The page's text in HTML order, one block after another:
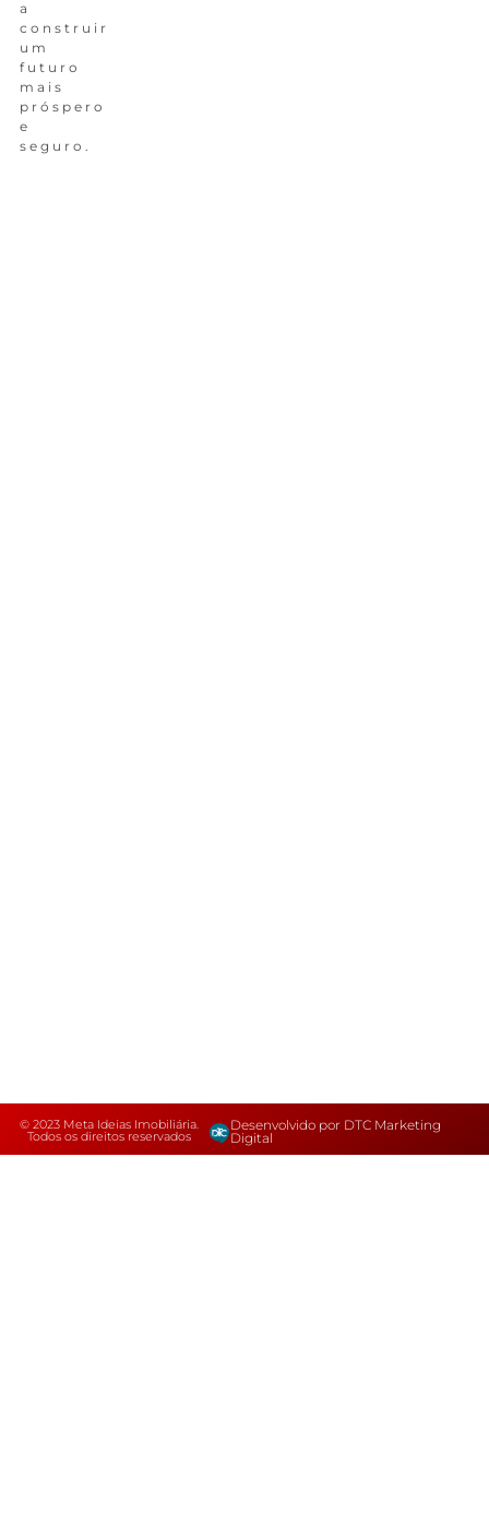
a
construir
um
futuro
mais
próspero
e
seguro.
© 2023 Meta Ideias Imobiliária.
Todos os direitos reservados
Desenvolvido por DTC Marketing
Digital